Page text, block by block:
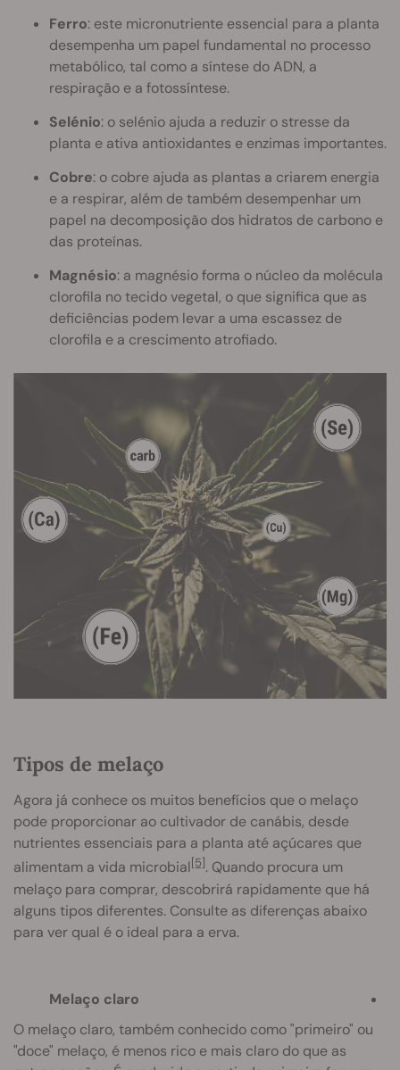
Ferro: este micronutriente essencial para a planta
desempenha um papel fundamental no processo
metabólico, tal como a síntese do ADN, a
respiração e a fotossíntese.
Selénio: o selénio ajuda a reduzir o stresse da
planta e ativa antioxidantes e enzimas importantes.
Cobre: o cobre ajuda as plantas a criarem energia
e a respirar, além de também desempenhar um
papel na decomposição dos hidratos de carbono e
das proteínas.
Magnésio: a magnésio forma o núcleo da molécula
clorofila no tecido vegetal, o que significa que as
deficiências podem levar a uma escassez de
clorofila e a crescimento atrofiado.
Tipos de melaço
Agora já conhece os muitos benefícios que o melaço
pode proporcionar ao cultivador de canábis, desde
nutrientes essenciais para a planta até açúcares que
alimentam a vida microbial[5]. Quando procura um
melaço para comprar, descobrirá rapidamente que há
alguns tipos diferentes. Consulte as diferenças abaixo
para ver qual é o ideal para a erva.
Melaço claro
O melaço claro, também conhecido como "primeiro" ou
"doce" melaço, é menos rico e mais claro do que as